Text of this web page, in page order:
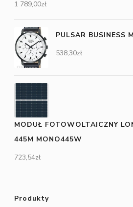
1 789,00zł
PULSAR BUSINESS
538,30zł
MODUŁ FOTOWOLTAICZNY
445M MONO445W
723,54zł
Produkty